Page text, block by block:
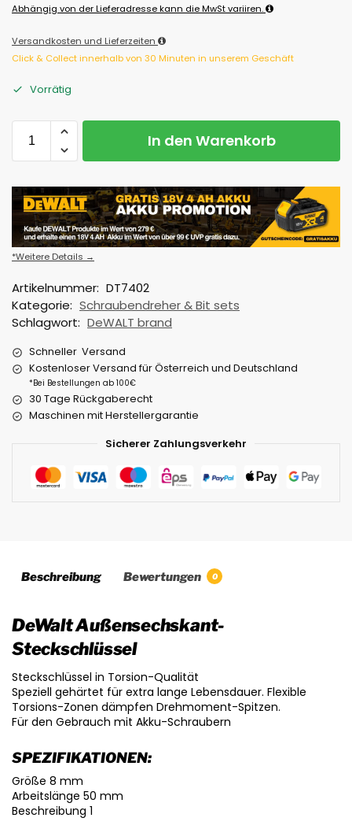
Abhängig von der Lieferadresse kann die MwSt variiren.
Versandkosten und Lieferzeiten
Click & Collect innerhalb von 30 Minuten in unserem Geschäft
Vorrätig
In den Warenkorb
*Weitere Details →
Artikelnummer: DT7402
Kategorie: Schraubendreher & Bit sets
Schlagwort: DeWALT brand
Schneller Versand
Kostenloser Versand für Österreich und Deutschland
*Bei Bestellungen ab 100€
30 Tage Rückgaberecht
Maschinen mit Herstellergarantie
Sicherer Zahlungsverkehr
Beschreibung Bewertungen 0
DeWalt Außensechskant-
Steckschlüssel
Steckschlüssel in Torsion-Qualität
Speziell gehärtet für extra lange Lebensdauer. Flexible
Torsions-Zonen dämpfen Drehmoment-Spitzen.
Für den Gebrauch mit Akku-Schraubern
SPEZIFIKATIONEN:
Größe 8 mm
Arbeitslänge 50 mm
Beschreibung 1